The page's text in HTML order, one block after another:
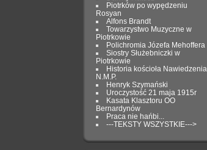
Piotrków po wypędzeniu
Rosyan
Alfons Brandt
Towarzystwo Muzyczne w
Piotrkowie
Polichromia Józefa Mehoffera
Siostry Służebniczki w
Piotrkowie
Historia kościoła Nawiedzenia
N.M.P.
Henryk Szymański
Uroczystość 21 maja 1915r
Kasata Klasztoru OO
Bernardynów
Praca nie hańbi...
---TEKSTY WSZYSTKIE--->